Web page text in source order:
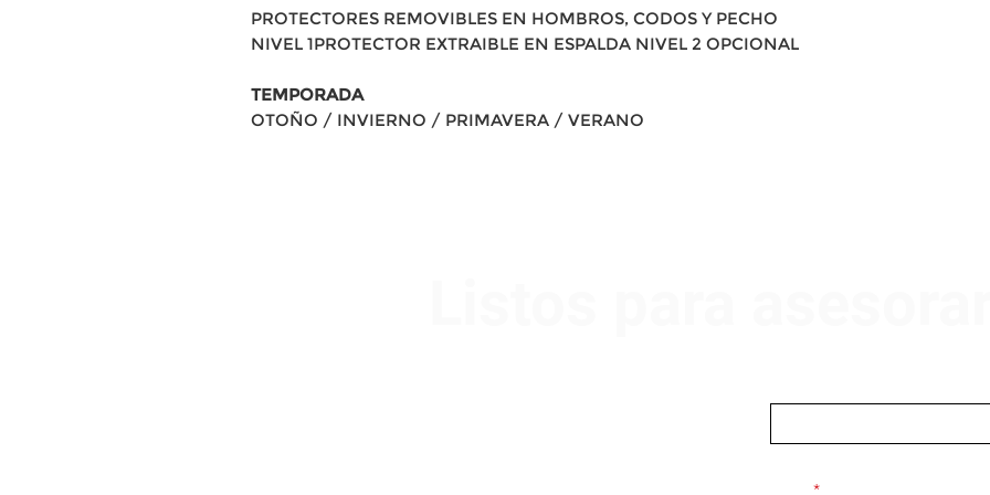
PROTECTORES REMOVIBLES EN HOMBROS, CODOS Y PECHO
NIVEL 1PROTECTOR EXTRAIBLE EN ESPALDA NIVEL 2 OPCIONAL
TEMPORADA
OTOÑO / INVIERNO / PRIMAVERA / VERANO